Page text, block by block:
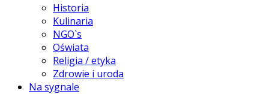
Historia
Kulinaria
NGO`s
Oświata
Religia / etyka
Zdrowie i uroda
Na sygnale